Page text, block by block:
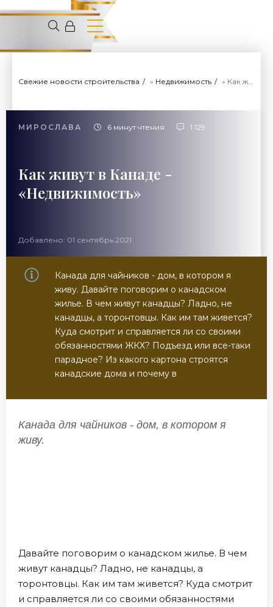
Свежие новости строительства » Недвижимость » Как живут в Канаде - «Недвижимость»
МИРОСЛАВА 6 минут чтения 1 129
Как живут в Канаде -
«Недвижимость»
Добавлено: 01 сентябрь 2021
Канада для чайников - дом, в котором я
живу. Давайте поговорим о канадском
жилье. В чем живут канадцы? Ладно, не
канадцы, а торонтовцы. Как им там живется?
Куда смотрит и справляется ли со своими
обязанностями ЖКХ? Подъезд или все-таки
парадное? Из какого картона строятся
канадские дома и почему в
Канада для чайников - дом, в котором я
живу.
Давайте поговорим о канадском жилье. В чем
живут канадцы? Ладно, не канадцы, а
торонтовцы. Как им там живется? Куда смотрит
и справляется ли со своими обязанностями